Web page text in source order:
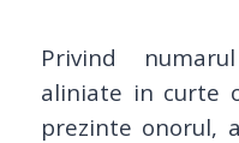
Privind
aliniate in curte
prezinte onorul,